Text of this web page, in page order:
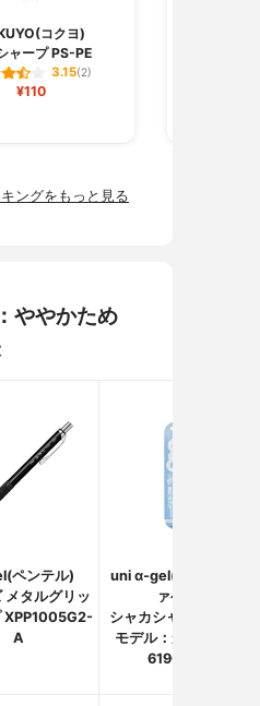
コクヨ)
ャープ PS-PE
3.15(2)
¥110
ングをもっと見る
ややかため
ペンテル)
メタルグリッ
XPP1005G2-
A
uni α-gel(ユニ アルフ
ァゲル)
シャカシャカ機構搭載
モデル：かため M5-
619GG 1P